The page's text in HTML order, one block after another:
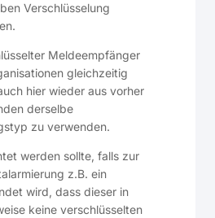
Verschlüsselung
Meldeempfänger
gleichzeitig
hier wieder aus vorher
derselbe
zu verwenden.
werden sollte, falls zur
z.B. ein
wird, dass dieser in
keine verschlüsselten